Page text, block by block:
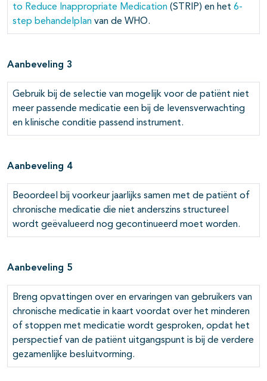
to Reduce Inappropriate Medication (STRIP) en het 6-
step behandelplan van de WHO.
Aanbeveling 3
Gebruik bij de selectie van mogelijk voor de patiënt niet
meer passende medicatie een bij de levensverwachting
en klinische conditie passend instrument.
Aanbeveling 4
Beoordeel bij voorkeur jaarlijks samen met de patiënt of
chronische medicatie die niet anderszins structureel
wordt geëvalueerd nog gecontinueerd moet worden.
Aanbeveling 5
Breng opvattingen over en ervaringen van gebruikers van
chronische medicatie in kaart voordat over het minderen
of stoppen met medicatie wordt gesproken, opdat het
perspectief van de patiënt uitgangspunt is bij de verdere
gezamenlijke besluitvorming.